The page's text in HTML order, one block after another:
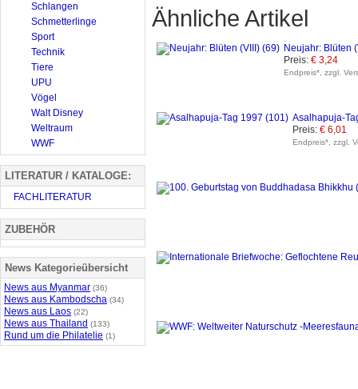
Ähnliche Artikel
Neujahr: Blüten
Preis: € 3,24
Endpreis*, zzgl.
Asalhapuja-
Preis: € 6,01
Endpreis*, zzgl.
Schlangen
Schmetterlinge
Sport
Technik
Tiere
UPU
Vögel
Walt Disney
Weltraum
WWF
LITERATUR / KATALOGE:
FACHLITERATUR
ZUBEHÖR
News Kategorieübersicht
News aus Myanmar (36)
News aus Kambodscha (34)
News aus Laos (22)
News aus Thailand (133)
Rund um die Philatelie (1)